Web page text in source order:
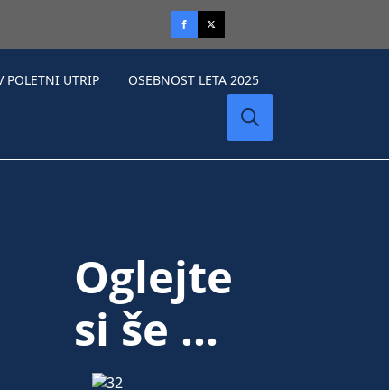
POLETNI UTRIP OSEBNOST LETA 2025
Oglejte
si še ...